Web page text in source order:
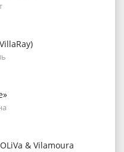
& Vilamoura